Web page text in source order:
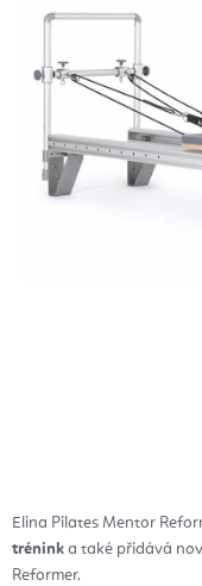
Elina Pilates Mentor
trénink a také přidává
Reformer.